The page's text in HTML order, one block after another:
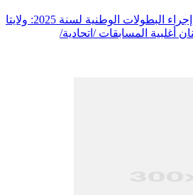
ألعاب القوى/ أماكن إجراء البطولات الوطنية لسنة 2025: ولايتا
أغلبية المسابقات /اتحادية/